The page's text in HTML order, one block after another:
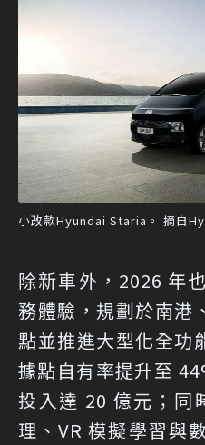
小改款Hyundai Staria。 摘自
除新車外，2026 年
務體驗，規劃於南港
點並推進大型化全功
據點自有率提升至
投入達 20 億元；同
理、VR 模擬學習與